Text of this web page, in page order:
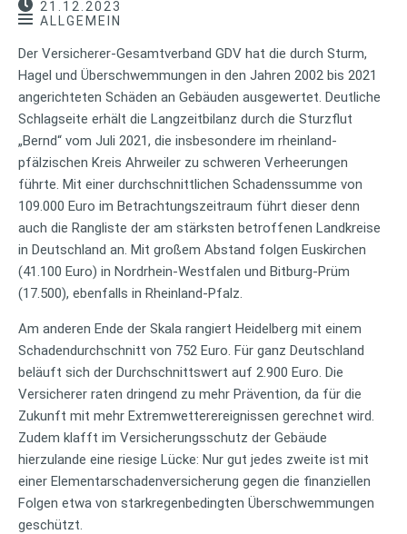
21.12.2023
ALLGEMEIN
Der Versicherer-Gesamtverband GDV hat die durch Sturm,
Hagel und Überschwemmungen in den Jahren 2002 bis 2021
angerichteten Schäden an Gebäuden ausgewertet. Deutliche
Schlagseite erhält die Langzeitbilanz durch die Sturzflut
„Bernd“ vom Juli 2021, die insbesondere im rheinland-
pfälzischen Kreis Ahrweiler zu schweren Verheerungen
führte. Mit einer durchschnittlichen Schadenssumme von
109.000 Euro im Betrachtungszeitraum führt dieser denn
auch die Rangliste der am stärksten betroffenen Landkreise
in Deutschland an. Mit großem Abstand folgen Euskirchen
(41.100 Euro) in Nordrhein-Westfalen und Bitburg-Prüm
(17.500), ebenfalls in Rheinland-Pfalz.
Am anderen Ende der Skala rangiert Heidelberg mit einem
Schadendurchschnitt von 752 Euro. Für ganz Deutschland
beläuft sich der Durchschnittswert auf 2.900 Euro. Die
Versicherer raten dringend zu mehr Prävention, da für die
Zukunft mit mehr Extremwetterereignissen gerechnet wird.
Zudem klafft im Versicherungsschutz der Gebäude
hierzulande eine riesige Lücke: Nur gut jedes zweite ist mit
einer Elementarschadenversicherung gegen die finanziellen
Folgen etwa von starkregenbedingten Überschwemmungen
geschützt.